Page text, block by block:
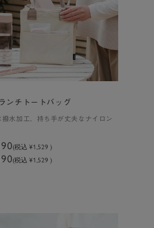
ンチトートバッグ
撥水加工、持ち手が丈夫なナイロン
(税込¥1,529 )
(税込 ¥1,529 )